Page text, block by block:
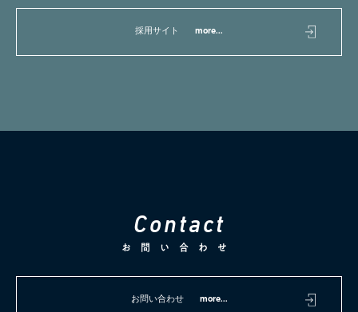
採用サイト more...
Contact
お問い合わせ
お問い合わせ more...